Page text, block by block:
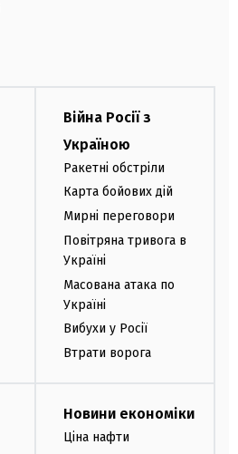
Війна Росії з
Україною
Ракетні обстріли
Карта бойових дій
Мирні переговори
Повітряна тривога в
Україні
Масована атака по
Україні
Вибухи у Росії
Втрати ворога
Новини економіки
Ціна нафти